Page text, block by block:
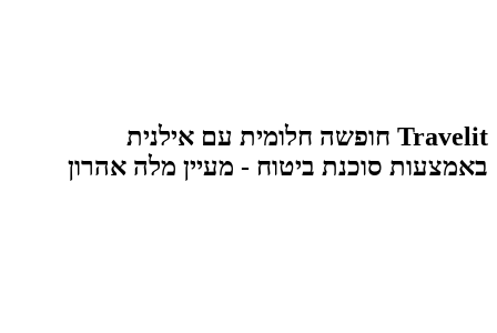
Travelit חופשה חלומית עם אילנית
באמצעות סוכנת ביטוח - מעיין מלה אהרון